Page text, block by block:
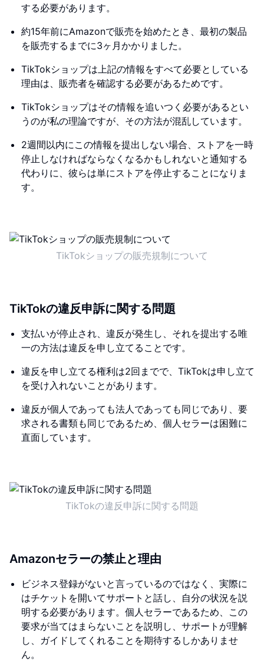
する必要があります。
約15年前にAmazonで販売を始めたとき、最初の製品
を販売するまでに3ヶ月かかりました。
TikTokショップは上記の情報をすべて必要としている
理由は、販売者を確認する必要があるためです。
TikTokショップはその情報を追いつく必要があるとい
うのが私の理論ですが、その方法が混乱しています。
2週間以内にこの情報を提出しない場合、ストアを一時
停止しなければならなくなるかもしれないと通知する
代わりに、彼らは単にストアを停止することになりま
す。
TikTokショップの販売規制について
TikTokの違反申訴に関する問題
支払いが停止され、違反が発生し、それを提出する唯
一の方法は違反を申し立てることです。
違反を申し立てる権利は2回までで、TikTokは申し立て
を受け入れないことがあります。
違反が個人であっても法人であっても同じであり、要
求される書類も同じであるため、個人セラーは困難に
直面しています。
TikTokの違反申訴に関する問題
Amazonセラーの禁止と理由
ビジネス登録がないと言っているのではなく、実際に
はチケットを開いてサポートと話し、自分の状況を説
明する必要があります。個人セラーであるため、この
要求が当てはまらないことを説明し、サポートが理解
し、ガイドしてくれることを期待するしかありませ
ん。